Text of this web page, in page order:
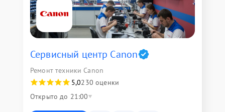
Сервисный центр Canon
Ремонт техники Canon
5,0230 оценки
Открыто до 21:00